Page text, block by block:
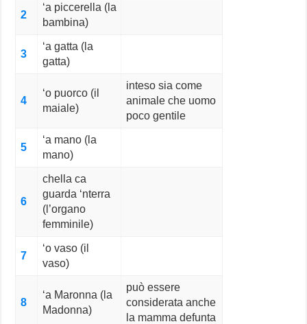
2
‘a piccerella (la
bambina)
3
‘a gatta (la
gatta)
4
‘o puorco (il
maiale)
inteso sia come
animale che uomo
poco gentile
5
‘a mano (la
mano)
6
chella ca
guarda ‘nterra
(l’organo
femminile)
7
‘o vaso (il
vaso)
8
‘a Maronna (la
Madonna)
può essere
considerata anche
la mamma defunta